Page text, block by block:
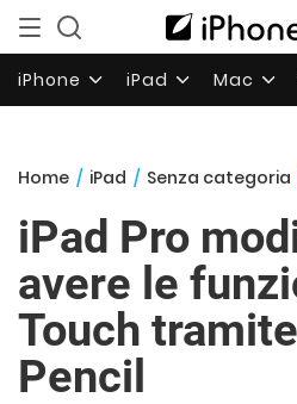
iPhone iPad Mac
Home / iPad / Senza categoria
iPad Pro
avere le
Touch
Pencil